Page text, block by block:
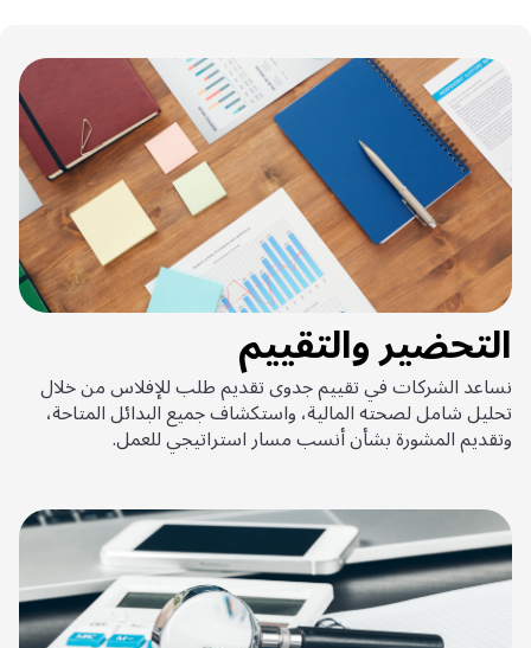
التحضير والتقييم
نساعد الشركات في تقييم جدوى تقديم طلب للإفلاس من خلال
تحليل شامل لصحته المالية، واستكشاف جميع البدائل المتاحة،
وتقديم المشورة بشأن أنسب مسار استراتيجي للعمل.